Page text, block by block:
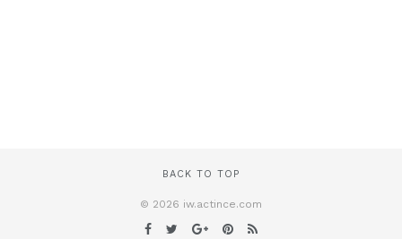
BACK TO TOP
© 2026 iw.actince.com